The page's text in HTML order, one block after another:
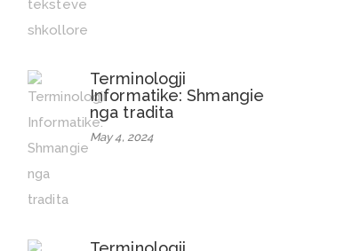
Terminologji
Informatike: Shmangie
nga tradita
May 4, 2024